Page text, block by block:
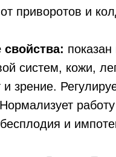
приворотов и
систем, кожи,
и зрение.
и